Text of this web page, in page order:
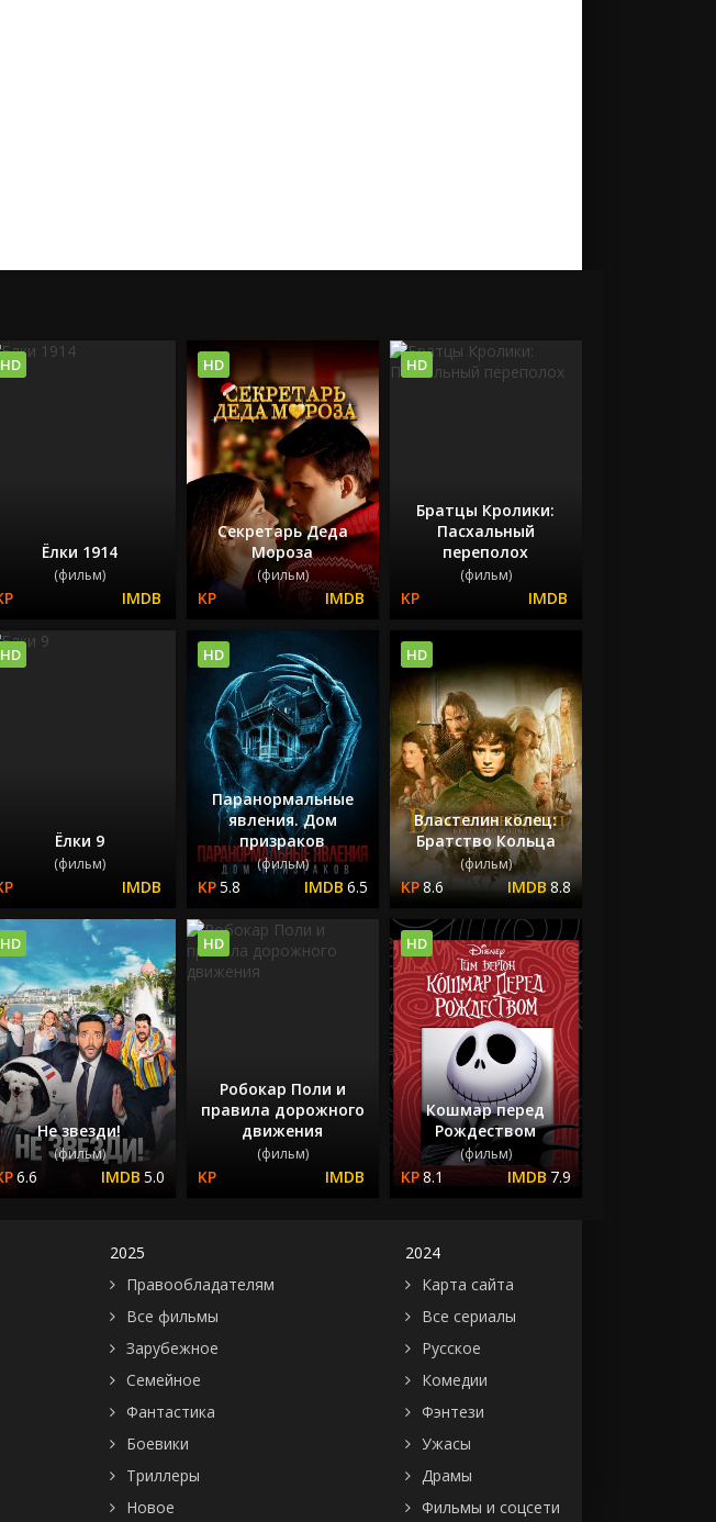
Ёлки 1914
(фильм)
HD
Секретарь Деда
Мороза
(фильм)
HD
Братцы Кролики:
Пасхальный
переполох
(фильм)
HD
Ёлки 9
(фильм)
HD
Паранормальные
явления. Дом
призраков
(фильм)
5.8 6.5
HD
Властелин колец:
Братство Кольца
(фильм)
8.6 8.8
HD
Не звезди!
(фильм)
6.6 5.0
HD
Робокар Поли и
правила дорожного
движения
(фильм)
HD
Кошмар перед
Рождеством
(фильм)
8.1 7.9
HD
2025
Правообладателям
Все фильмы
Зарубежное
Семейное
Фантастика
Боевики
Триллеры
Новое
2024
Карта сайта
Все сериалы
Русское
Комедии
Фэнтези
Ужасы
Драмы
Фильмы и соцсети